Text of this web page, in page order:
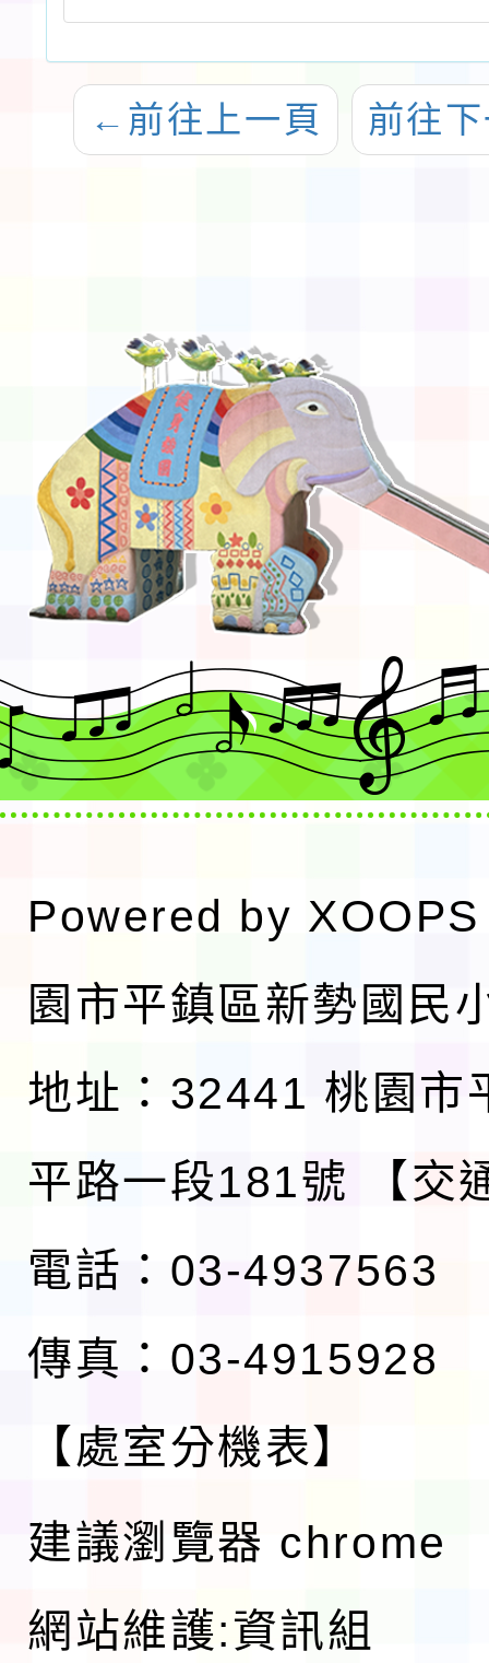
← 前往上一頁 前往
Powered by XOOPS
園市平鎮區新勢國民
地址：32441 桃園市
平路一段181號
【交
電話：03-4937563
傳真：03-4915928
【處室分機表】
建議瀏覽器 chrome
網站維護:資訊組